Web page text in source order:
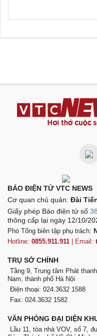
BÁO ĐIỆN TỬ VTC NEWS
Cơ quan chủ quản: Đài
Giấy phép Báo điện tử số
thông cấp lại ngày 12/10/
Phó Tổng biên tập phụ trách:
Hotline: 0855.911.911 | Email:
TRỤ SỞ CHÍNH
Tầng 9, Trung tâm Phát
Nam, thành phố Hà Nội
Điện thoại: 024.3632 1588
Fax: 024.3632 1582
VĂN PHÒNG ĐẠI DIỆN
Lầu 11, tòa nhà VOV, số 7,